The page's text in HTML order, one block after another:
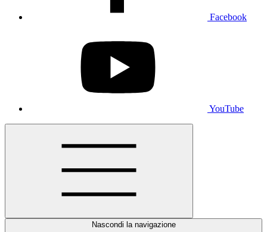
Facebook
YouTube
Nascondi la navigazione